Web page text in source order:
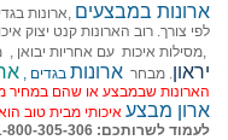
ארונות במבצעים ,ארונות
לפי צורך. רוב הארונות קנט יצוק
,מסילות איכות עם אחריות יבואן ,
יראון. מבחר ארונות בגדים ,
הארונות שבמבצע או שהם במחיר
ארון מבצע איכותי מבית טוב
לעמוד לשרותכם: 1-800-305-306